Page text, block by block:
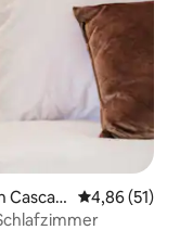
Cascais
4,86 (51)